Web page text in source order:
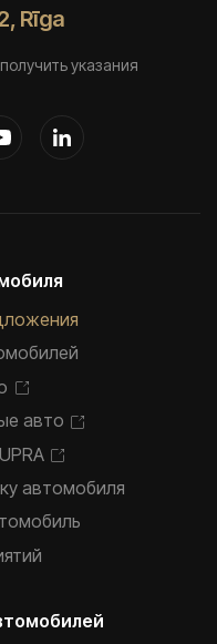
Rīga
указания
авто
автомобиля